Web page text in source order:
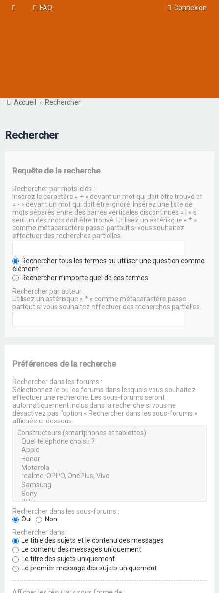
FAQ Connexion
Accueil Rechercher
Rechercher
Requête de la recherche
Rechercher par mots-clés :
Insérez le caractère « + » devant un mot qui doit être trouvé et
« - » devant un mot qui doit être ignoré. Insérez une liste de
mots séparés entre des barres verticales discontinues « | » si
seul un des mots doit être trouvé. Utilisez un astérisque « * »
comme métacaractère passe-partout si vous souhaitez
effectuer des recherches partielles.
Rechercher tous les termes ou utiliser une question comme
élément
Rechercher n’importe quel de ces termes
Rechercher par auteur :
Utilisez un astérisque « * » comme métacaractère passe-
partout si vous souhaitez effectuer des recherches partielles.
Préférences de la recherche
Rechercher dans les forums :
Sélectionnez le ou les forums dans lesquels vous souhaitez
effectuer une recherche. Les sous-forums seront
automatiquement inclus dans la recherche si vous ne
désactivez pas l’option « Rechercher dans les sous-forums »
affichée ci-dessous.
Rechercher dans les sous-forums :
Oui
Non
Rechercher dans :
Le titre des sujets et le contenu des messages
Le contenu des messages uniquement
Le titre des sujets uniquement
Le premier message des sujets uniquement